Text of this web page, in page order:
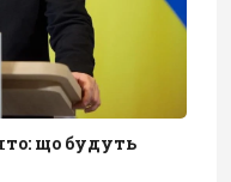
що будуть